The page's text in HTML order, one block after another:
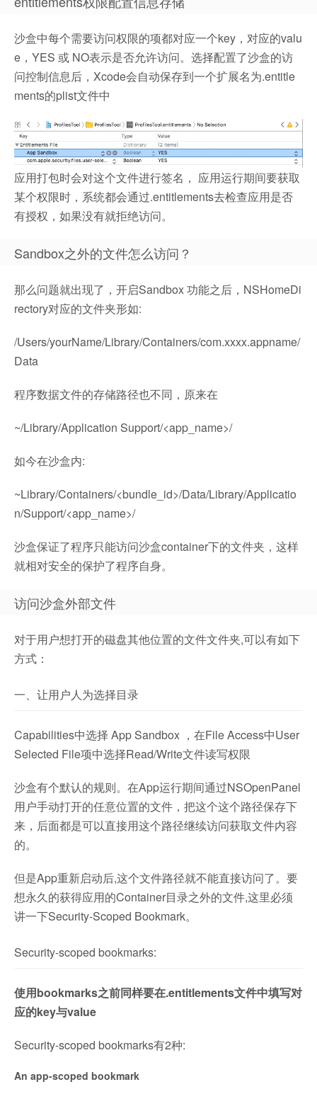
沙盒中每个需要访问权限的项都对应一个key，对应的valu
e，YES 或 NO表示是否允许访问。选择配置了沙盒的访
问控制信息后，Xcode会自动保存到一个扩展名为.entitle
ments的plist文件中
应用打包时会对这个文件进行签名， 应用运行期间要获取
某个权限时，系统都会通过.entitlements去检查应用是否
有授权，如果没有就拒绝访问。
Sandbox之外的文件怎么访问？
那么问题就出现了，开启Sandbox 功能之后，NSHomeDi
rectory对应的文件夹形如:
/Users/yourName/Library/Containers/com.xxxx.appname/
Data
程序数据文件的存储路径也不同，原来在
~/Library/Application Support/<app_name>/
如今在沙盒内:
~Library/Containers/<bundle_id>/Data/Library/Applicatio
n/Support/<app_name>/
沙盒保证了程序只能访问沙盒container下的文件夹，这样
就相对安全的保护了程序自身。
访问沙盒外部文件
对于用户想打开的磁盘其他位置的文件文件夹,可以有如下
方式：
一、让用户人为选择目录
Capabilities中选择 App Sandbox ，在File Access中User
Selected File项中选择Read/Write文件读写权限
沙盒有个默认的规则。在App运行期间通过NSOpenPanel
用户手动打开的任意位置的文件，把这个这个路径保存下
来，后面都是可以直接用这个路径继续访问获取文件内容
的。
但是App重新启动后,这个文件路径就不能直接访问了。要
想永久的获得应用的Container目录之外的文件,这里必须
讲一下Security-Scoped Bookmark。
Security-scoped bookmarks:
使用bookmarks之前同样要在.entitlements文件中填写对
应的key与value
Security-scoped bookmarks有2种:
An app-scoped bookmark